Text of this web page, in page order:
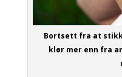
Bortsett fra at
klør mer enn fra